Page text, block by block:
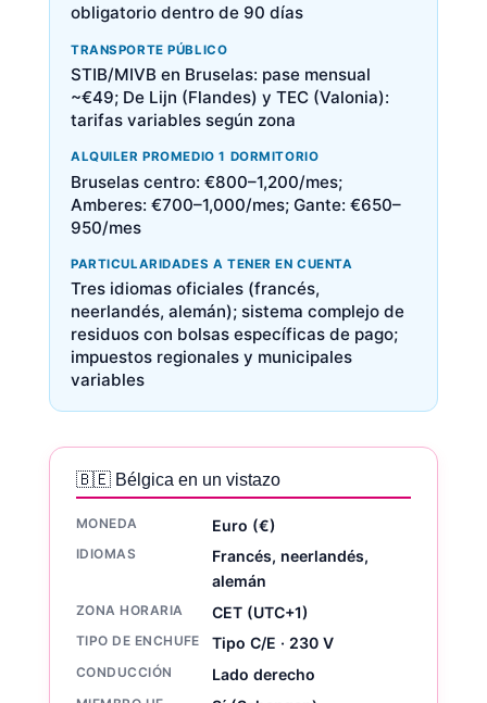
obligatorio dentro de 90 días
TRANSPORTE PÚBLICO
STIB/MIVB en Bruselas: pase mensual
~€49; De Lijn (Flandes) y TEC (Valonia):
tarifas variables según zona
ALQUILER PROMEDIO 1 DORMITORIO
Bruselas centro: €800–1,200/mes;
Amberes: €700–1,000/mes; Gante: €650–
950/mes
PARTICULARIDADES A TENER EN CUENTA
Tres idiomas oficiales (francés,
neerlandés, alemán); sistema complejo de
residuos con bolsas específicas de pago;
impuestos regionales y municipales
variables
🇧🇪 Bélgica en un vistazo
MONEDA Euro (€)
IDIOMAS
Francés, neerlandés,
alemán
ZONA HORARIA CET (UTC+1)
TIPO DE ENCHUFE Tipo C/E · 230 V
CONDUCCIÓN Lado derecho